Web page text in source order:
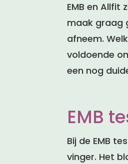
EMB en
maak graag
afneem.
voldoende
een nog
EMB
Bij de EMB
vinger. Het